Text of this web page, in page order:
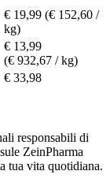
€ 19,99 (€ 152,60 /
kg)
€ 13,99
(€ 932,67 / kg)
€ 33,98
responsabili di
ZeinPharma
tua vita quotidiana.